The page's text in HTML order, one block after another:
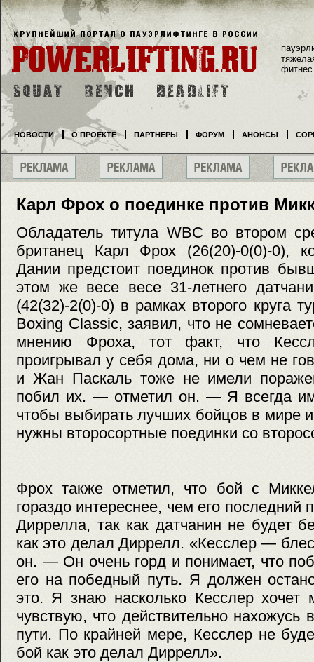
Карл Фрох о поединке против
Обладатель титула WBC во втором
британец Карл Фрох (26(20)-0(0)-0),
Дании предстоит поединок против
этом же весе весе 31-летнего
(42(32)-2(0)-0) в рамках второго круга
Boxing Classic, заявил, что не
мнению Фроха, тот факт, что
проигрывал у себя дома, ни о чем не
и Жан Паскаль тоже не имели
побил их. — отметил он. — Я всегда
чтобы выбирать лучших бойцов в мире
нужны второсортные поединки со
Фрох также отметил, что бой с
гораздо интереснее, чем его последний
Диррелла, так как датчанин не будет
как это делал Диррелл. «Кесслер —
он. — Он очень горд и понимает, что
его на победный путь. Я должен
это. Я знаю насколько Кесслер
чувствую, что действительно нахожусь
пути. По крайней мере, Кесслер не
бой как это делал Диррелл».
фитнес
НОВОСТИ О ПРОЕКТЕ ПАРТНЕРЫ ФОРУМ АНОНСЫ